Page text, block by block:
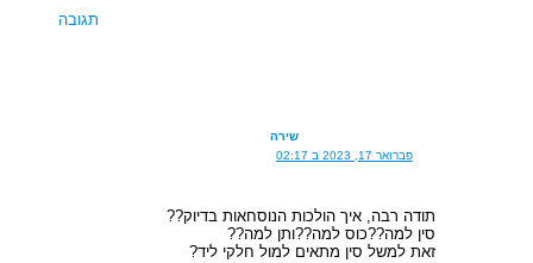
תגובה
שירה
פברואר 17, 2023 ב 02:17
תודה רבה, איך הולכות הנוסחאות בדיוק??
סין למה??כוס למה??ותן למה??
זאת למשל סין מתאים למול חלקי ליד?